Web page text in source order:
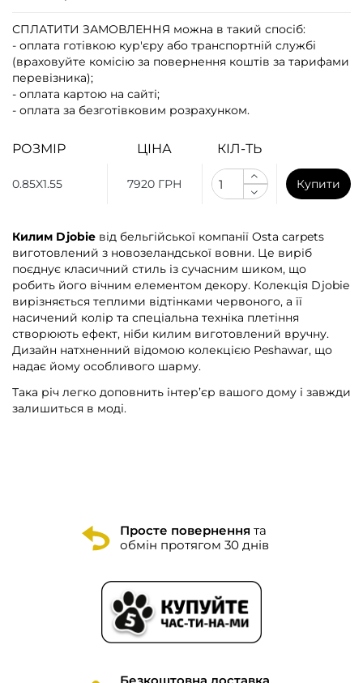
СПЛАТИТИ ЗАМОВЛЕННЯ можна в такий спосіб:
- оплата готівкою кур'єру або транспортній службі
(враховуйте комісію за повернення коштів за тарифами
перевізника);
- оплата картою на сайті;
- оплата за безготівковим розрахунком.
РОЗМІР ЦІНА КІЛ-ТЬ
0.85X1.55 7920 ГРН Купити
Килим Djobie від бельгійської компанії Osta carpets
виготовлений з новозеландської вовни. Це виріб
поєднує класичний стиль із сучасним шиком, що
робить його вічним елементом декору. Колекція Djobie
вирізняється теплими відтінками червоного, а її
насичений колір та спеціальна техніка плетіння
створюють ефект, ніби килим виготовлений вручну.
Дизайн натхненний відомою колекцією Peshawar, що
надає йому особливого шарму.
Така річ легко доповнить інтер’єр вашого дому і завжди
залишиться в моді.
Просте повернення та
обмін протягом 30 днів